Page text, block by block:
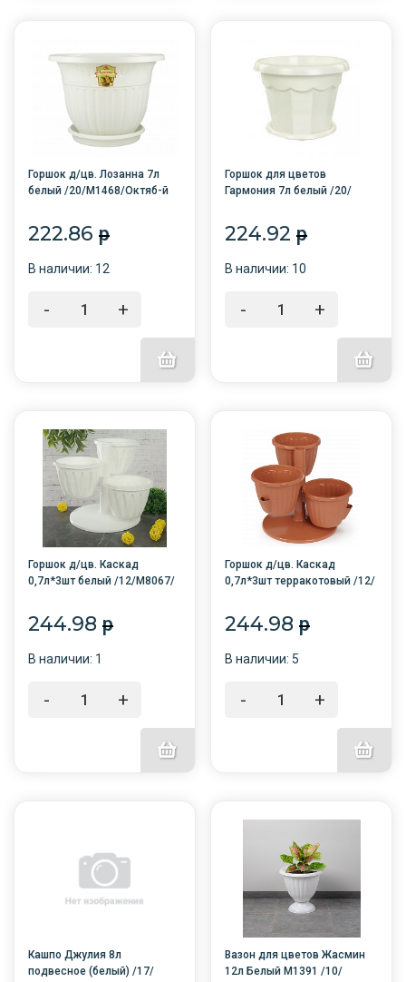
Горшок д/цв. Лозанна 7л
белый /20/М1468/Октяб-й
222.86 p
В наличии: 12
- +
Горшок для цветов
Гармония 7л белый /20/
224.92p
В наличии: 10
- +
Горшок д/цв. Каскад
0,7л*3шт белый /12/М8067/
244.98 p
В наличии: 1
- +
Горшок д/цв. Каскад
0,7л*3шт терракотовый /12/
244.98p
В наличии: 5
- +
Кашпо Джулия 8л
подвесное (белый) /17/
Вазон для цветов Жасмин
12л Белый М1391 /10/